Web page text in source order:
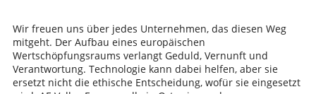
Wir freuen uns über jedes Unternehmen, das diesen Weg
mitgeht. Der Aufbau eines europäischen
Wertschöpfungsraums verlangt Geduld, Vernunft und
Verantwortung. Technologie kann dabei helfen, aber sie
ersetzt nicht die ethische Entscheidung, wofür sie eingesetzt